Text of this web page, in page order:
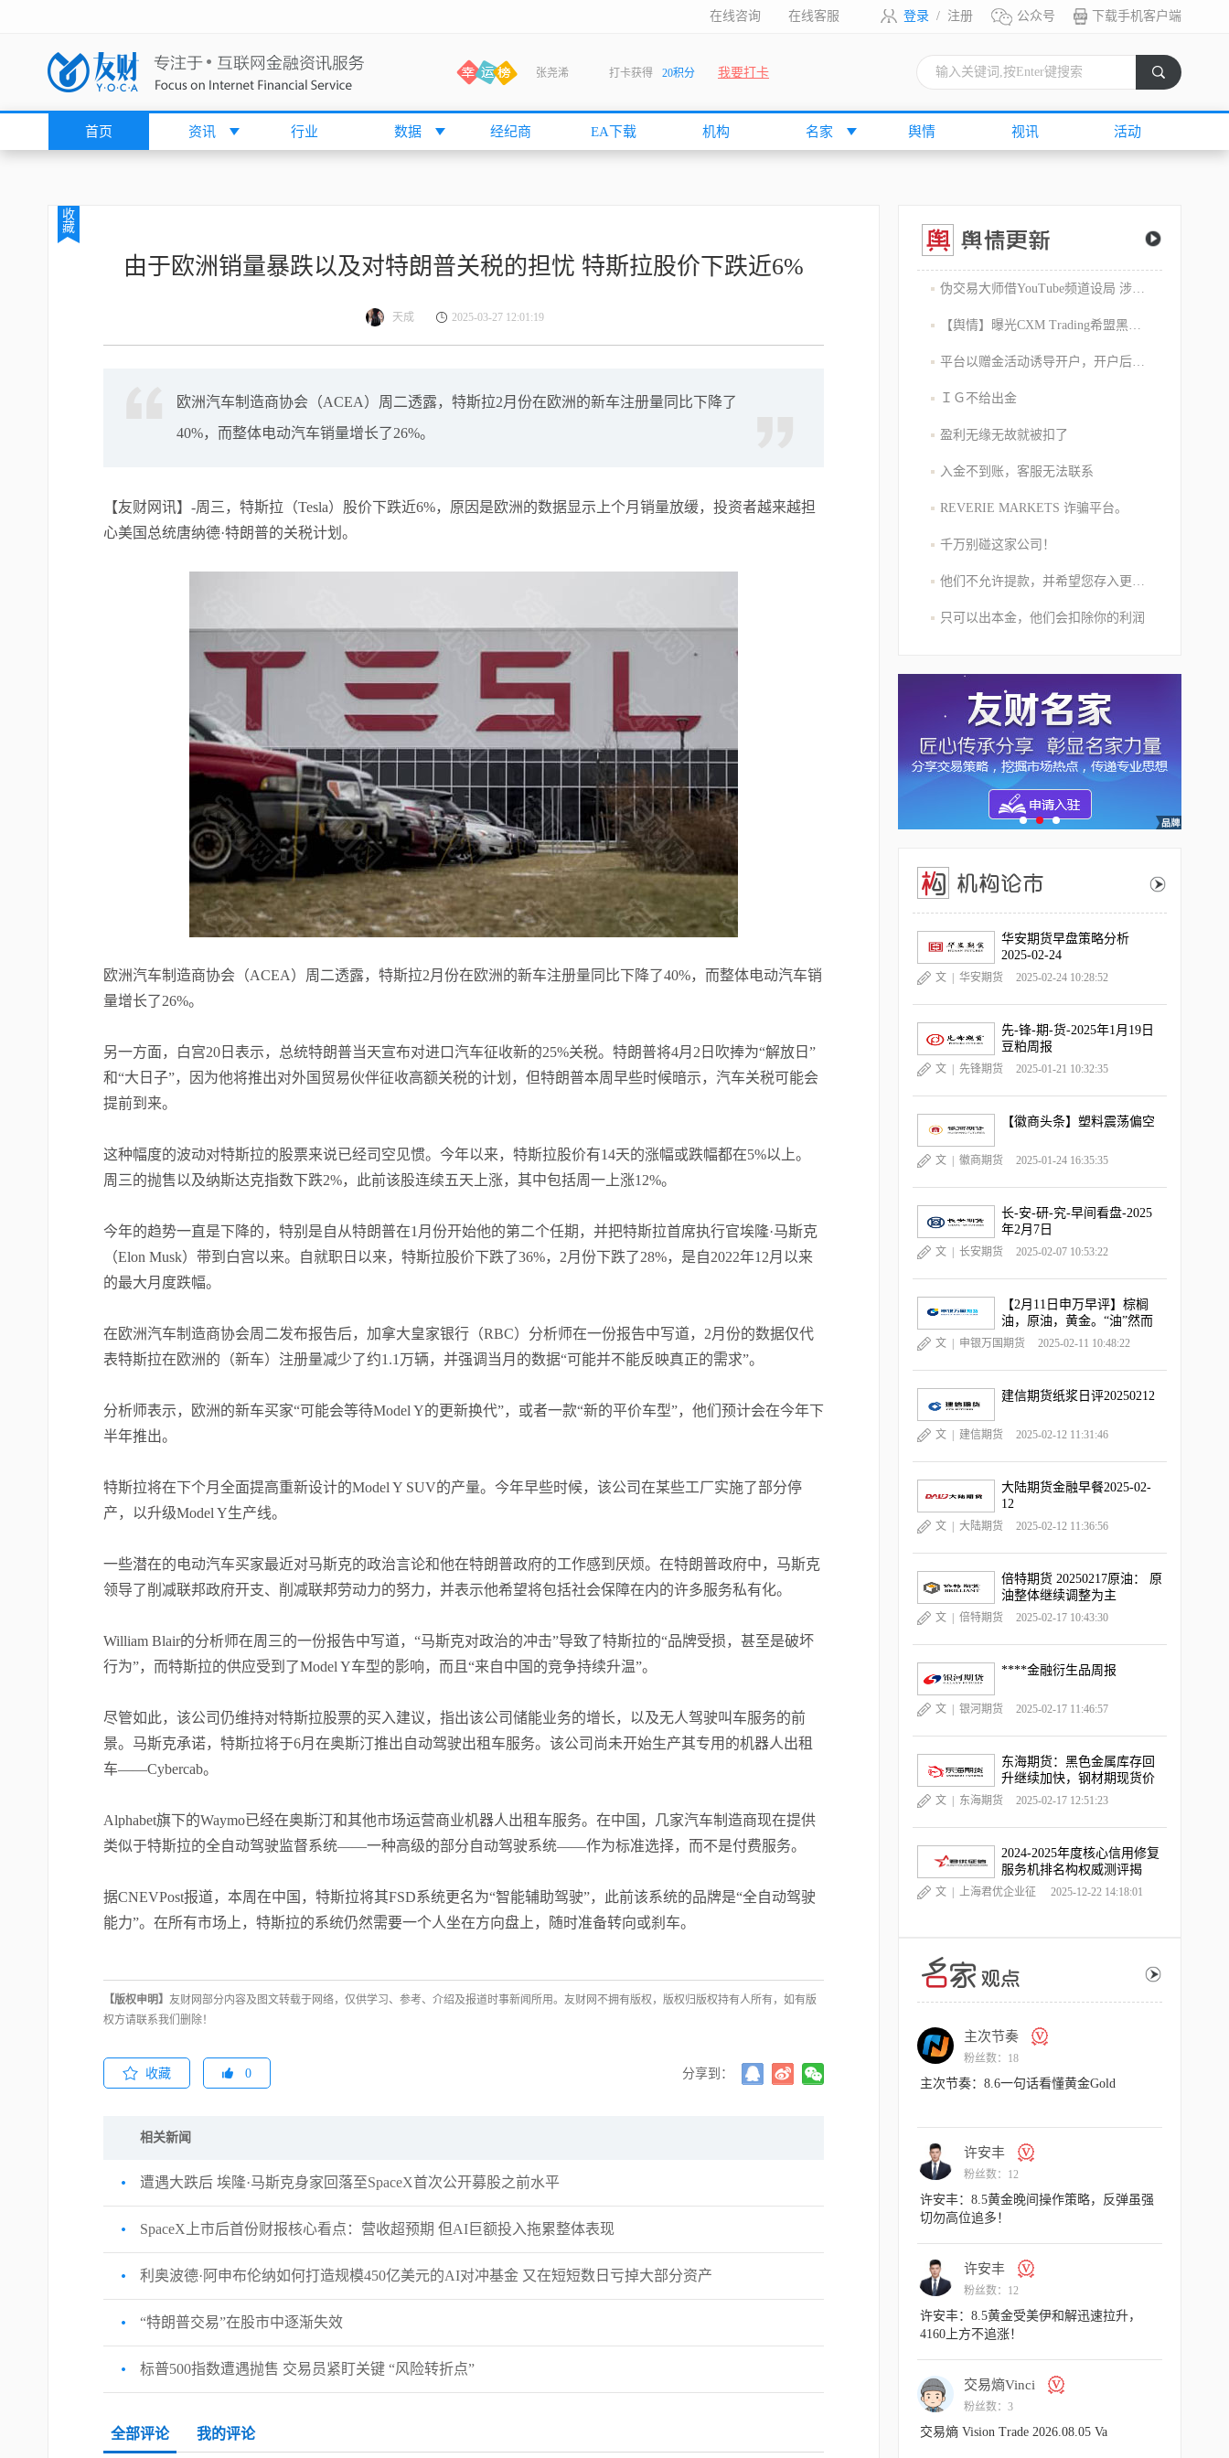
登录 / 注册 公众号 下载手机客户端
在线咨询 在线客服
张尧浠 打卡获得 20积分
打卡获得
何小冰 打卡获得 10积分
张尧浠
张尧浠 打卡获得 10积分
袁友江 打卡获得 20积分
何小冰 打卡获得 10积分
张尧浠 20积分
何小冰
张尧浠 打卡获得 15积分
打卡获得 10积分
袁友江 打卡获得 20积分
张尧浠 打卡获得 15积分
袁友江 打卡获得 10积分
张尧浠 打卡获得 20积分
何小冰 打卡获得 10积分
我要打卡
首页 资讯 行业 数据 经纪商 EA下载 机构 名家 舆情 视讯 活动
收
藏
由于欧洲销量暴跌以及对特朗普关税的担忧 特斯拉股价下跌近6%
天成 2025-03-27 12:01:19
欧洲汽车制造商协会（ACEA）周二透露，特斯拉2月份在欧洲的新车注册量同比下降了
40%，而整体电动汽车销量增长了26%。
【友财网讯】-周三，特斯拉（Tesla）股价下跌近6%，原因是欧洲的数据显示上个月销量放缓，投资者越来越担
心美国总统唐纳德·特朗普的关税计划。
欧洲汽车制造商协会（ACEA）周二透露，特斯拉2月份在欧洲的新车注册量同比下降了40%，而整体电动汽车销
量增长了26%。
另一方面，白宫20日表示，总统特朗普当天宣布对进口汽车征收新的25%关税。特朗普将4月2日吹捧为“解放日”
和“大日子”，因为他将推出对外国贸易伙伴征收高额关税的计划，但特朗普本周早些时候暗示，汽车关税可能会
提前到来。
这种幅度的波动对特斯拉的股票来说已经司空见惯。今年以来，特斯拉股价有14天的涨幅或跌幅都在5%以上。
周三的抛售以及纳斯达克指数下跌2%，此前该股连续五天上涨，其中包括周一上涨12%。
今年的趋势一直是下降的，特别是自从特朗普在1月份开始他的第二个任期，并把特斯拉首席执行官埃隆·马斯克
（Elon Musk）带到白宫以来。自就职日以来，特斯拉股价下跌了36%，2月份下跌了28%，是自2022年12月以来
的最大月度跌幅。
在欧洲汽车制造商协会周二发布报告后，加拿大皇家银行（RBC）分析师在一份报告中写道，2月份的数据仅代
表特斯拉在欧洲的（新车）注册量减少了约1.1万辆，并强调当月的数据“可能并不能反映真正的需求”。
分析师表示，欧洲的新车买家“可能会等待Model Y的更新换代”，或者一款“新的平价车型”，他们预计会在今年下
半年推出。
特斯拉将在下个月全面提高重新设计的Model Y SUV的产量。今年早些时候，该公司在某些工厂实施了部分停
产，以升级Model Y生产线。
一些潜在的电动汽车买家最近对马斯克的政治言论和他在特朗普政府的工作感到厌烦。在特朗普政府中，马斯克
领导了削减联邦政府开支、削减联邦劳动力的努力，并表示他希望将包括社会保障在内的许多服务私有化。
William Blair的分析师在周三的一份报告中写道，“马斯克对政治的冲击”导致了特斯拉的“品牌受损，甚至是破坏
行为”，而特斯拉的供应受到了Model Y车型的影响，而且“来自中国的竞争持续升温”。
尽管如此，该公司仍维持对特斯拉股票的买入建议，指出该公司储能业务的增长，以及无人驾驶叫车服务的前
景。马斯克承诺，特斯拉将于6月在奥斯汀推出自动驾驶出租车服务。该公司尚未开始生产其专用的机器人出租
车——Cybercab。
Alphabet旗下的Waymo已经在奥斯汀和其他市场运营商业机器人出租车服务。在中国，几家汽车制造商现在提供
类似于特斯拉的全自动驾驶监督系统——一种高级的部分自动驾驶系统——作为标准选择，而不是付费服务。
据CNEVPost报道，本周在中国，特斯拉将其FSD系统更名为“智能辅助驾驶”，此前该系统的品牌是“全自动驾驶
能力”。在所有市场上，特斯拉的系统仍然需要一个人坐在方向盘上，随时准备转向或刹车。
【版权申明】 友财网部分内容及图文转载于网络，仅供学习、参考、介绍及报道时事新闻所用。友财网不拥有版权，版权归版权持有人所有，如有版
权方请联系我们删除！
收藏 0 分享到：
相关新闻
遭遇大跌后 埃隆·马斯克身家回落至SpaceX首次公开募股之前水平
SpaceX上市后首份财报核心看点：营收超预期 但AI巨额投入拖累整体表现
利奥波德·阿申布伦纳如何打造规模450亿美元的AI对冲基金 又在短短数日亏掉大部分资产
“特朗普交易”在股市中逐渐失效
标普500指数遭遇抛售 交易员紧盯关键 “风险转折点”
全部评论 我的评论
伪交易大师借YouTube频道设局 涉嫌1800万美元庞氏骗局
【舆情】曝光CXM Trading希盟黑幕：平台擅自下单 异常交易致30多万美金账户爆仓 客户资金遭无故转移
平台以赠金活动诱导开户，开户后入金容易出金难，难细究
ＩＧ不给出金
盈利无缘无故就被扣了
入金不到账，客服无法联系
REVERIE MARKETS 诈骗平台。
千万别碰这家公司！
他们不允许提款，并希望您存入更多的资金
只可以出本金，他们会扣除你的利润
华安期货早盘策略分析
2025-02-24
文 | 华安期货 2025-02-24 10:28:52
先-锋-期-货-2025年1月19日
豆粕周报
文 | 先锋期货 2025-01-21 10:32:35
【徽商头条】塑料震荡偏空
文 | 徽商期货 2025-01-24 16:35:35
长-安-研-究-早间看盘-2025
年2月7日
文 | 长安期货 2025-02-07 10:53:22
【2月11日申万早评】棕榈
油，原油，黄金。“油”然而
升，“金金”乐道
文 | 申银万国期货 2025-02-11 10:48:22
建信期货纸浆日评20250212
文 | 建信期货 2025-02-12 11:31:46
大陆期货金融早餐2025-02-
12
文 | 大陆期货 2025-02-12 11:36:56
倍特期货 20250217原油： 原
油整体继续调整为主
文 | 倍特期货 2025-02-17 10:43:30
****金融衍生品周报
文 | 银河期货 2025-02-17 11:46:57
东海期货：黑色金属库存回
升继续加快，钢材期现货价
格跌幅扩大
文 | 东海期货 2025-02-17 12:51:23
2024-2025年度核心信用修复
服务机排名构权威测评揭
晓，《中国晨报》独家深度
文 | 上海君优企业征
2025-12-22 14:18:01
许安丰：8.6黄金晚间操作策略，承压可以
交易熵Vinci
现强势
主次节奏
粉丝数：18
主次节奏：8.6一句话看懂黄金Gold
许安丰
粉丝数：12
许安丰：8.5黄金晚间操作策略，反弹虽强
切勿高位追多！
许安丰
粉丝数：12
许安丰：8.5黄金受美伊和解迅速拉升，
4160上方不追涨！
交易熵Vinci
粉丝数：3
交易熵 Vision Trade 2026.08.05 Va